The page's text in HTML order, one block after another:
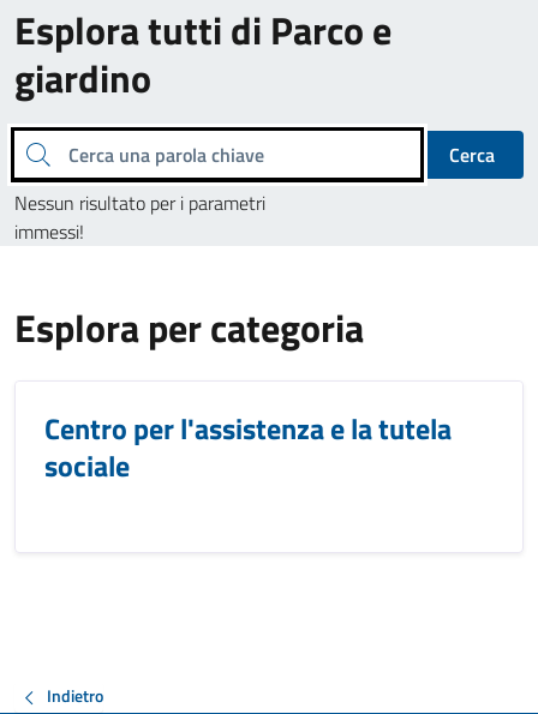
Esplora tutti di Parco e
giardino
Cerca una parola chiave
Cerca
Nessun risultato per i parametri
immessi!
Esplora per categoria
Centro per l'assistenza e la tutela
sociale
Indietro